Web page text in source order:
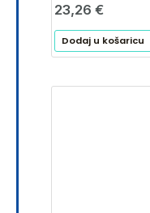
23,26 €
Dodaj u košaricu